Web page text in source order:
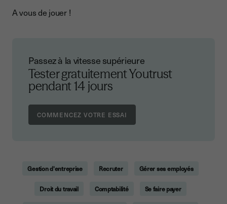
A vous de jouer !
Passez à la vitesse supérieure
Tester gratuitement Youtrust
pendant 14 jours
Gestion d'entreprise Recruter Gérer ses employés
Droit du travail Comptabilité Se faire payer